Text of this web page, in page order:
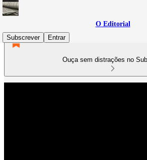
O Editorial
Subscrever
Entrar
Ouça sem distrações no